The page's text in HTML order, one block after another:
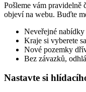
Pošleme vám pravidelně
objeví na webu. Buďte
Neveřejné
Kraje si vyberete
Nové pozemky
Bez závazků,
Nastavte si